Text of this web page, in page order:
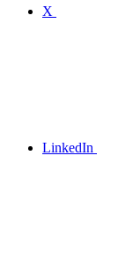
X
LinkedIn